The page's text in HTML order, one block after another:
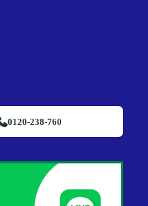
0120-238-760